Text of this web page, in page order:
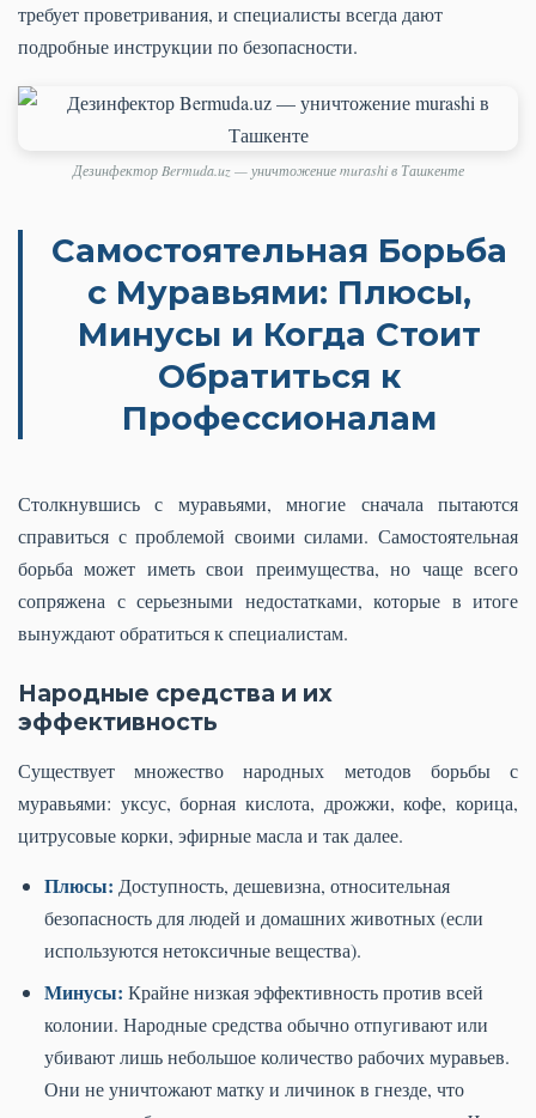
требует проветривания, и специалисты всегда дают
подробные инструкции по безопасности.
Дезинфектор Bermuda.uz — уничтожение murashi в Ташкенте
Самостоятельная Борьба
с Муравьями: Плюсы,
Минусы и Когда Стоит
Обратиться к
Профессионалам
Столкнувшись с муравьями, многие сначала пытаются
справиться с проблемой своими силами. Самостоятельная
борьба может иметь свои преимущества, но чаще всего
сопряжена с серьезными недостатками, которые в итоге
вынуждают обратиться к специалистам.
Народные средства и их
эффективность
Существует множество народных методов борьбы с
муравьями: уксус, борная кислота, дрожжи, кофе, корица,
цитрусовые корки, эфирные масла и так далее.
Плюсы: Доступность, дешевизна, относительная
безопасность для людей и домашних животных (если
используются нетоксичные вещества).
Минусы: Крайне низкая эффективность против всей
колонии. Народные средства обычно отпугивают или
убивают лишь небольшое количество рабочих муравьев.
Они не уничтожают матку и личинок в гнезде, что